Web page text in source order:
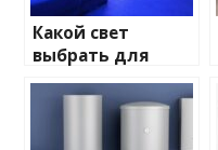
Какой свет
выбрать для
домашнего
освещения